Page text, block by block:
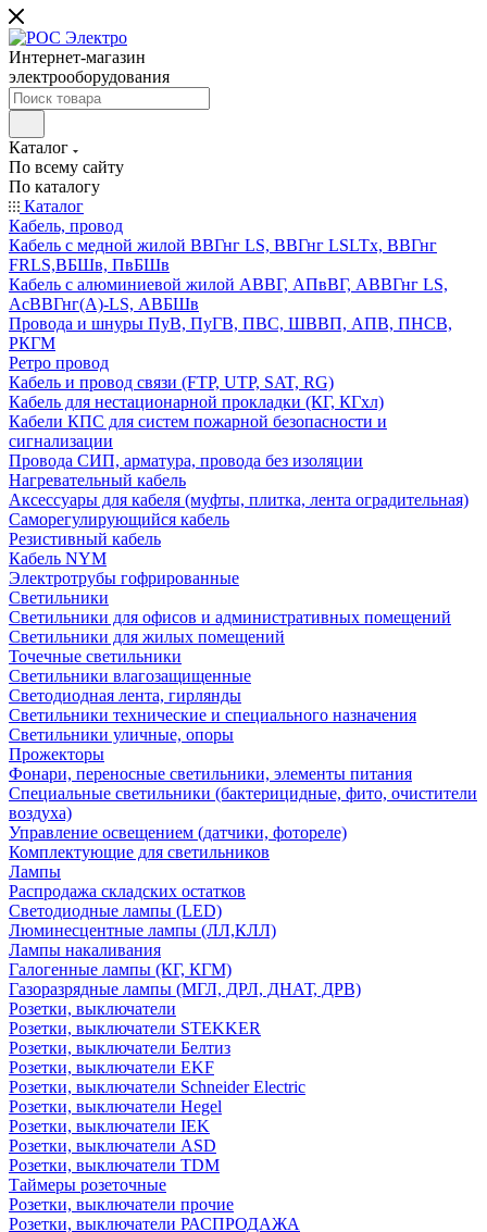
Интернет-магазин
электрооборудования
Каталог
По всему сайту
По каталогу
Каталог
Кабель, провод
Кабель с медной жилой ВВГнг LS, ВВГнг LSLTx, ВВГнг
FRLS,ВБШв, ПвБШв
Кабель с алюминиевой жилой АВВГ, АПвВГ, АВВГнг LS,
АсВВГнг(А)-LS, АВБШв
Провода и шнуры ПуВ, ПуГВ, ПВС, ШВВП, АПВ, ПНСВ,
РКГМ
Ретро провод
Кабель и провод связи (FTP, UTP, SAT, RG)
Кабель для нестационарной прокладки (КГ, КГхл)
Кабели КПС для систем пожарной безопасности и
сигнализации
Провода СИП, арматура, провода без изоляции
Нагревательный кабель
Аксессуары для кабеля (муфты, плитка, лента оградительная)
Саморегулирующийся кабель
Резистивный кабель
Кабель NYM
Электротрубы гофрированные
Светильники
Светильники для офисов и административных помещений
Светильники для жилых помещений
Точечные светильники
Светильники влагозащищенные
Светодиодная лента, гирлянды
Светильники технические и специального назначения
Светильники уличные, опоры
Прожекторы
Фонари, переносные светильники, элементы питания
Специальные светильники (бактерицидные, фито, очистители
воздуха)
Управление освещением (датчики, фотореле)
Комплектующие для светильников
Лампы
Распродажа складских остатков
Светодиодные лампы (LED)
Люминесцентные лампы (ЛЛ,КЛЛ)
Лампы накаливания
Галогенные лампы (КГ, КГМ)
Газоразрядные лампы (МГЛ, ДРЛ, ДНАТ, ДРВ)
Розетки, выключатели
Розетки, выключатели STEKKER
Розетки, выключатели Белтиз
Розетки, выключатели EKF
Розетки, выключатели Schneider Electric
Розетки, выключатели Hegel
Розетки, выключатели IEK
Розетки, выключатели ASD
Розетки, выключатели TDM
Таймеры розеточные
Розетки, выключатели прочие
Розетки, выключатели РАСПРОДАЖА